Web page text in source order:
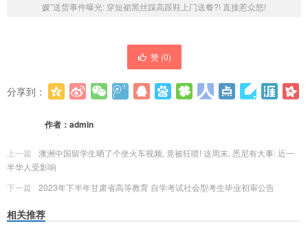
媛”送货事件曝光: 穿短裙黑丝踩高跟鞋上门送餐?! 直接惹众怒!
赞 (0)
分享到：
作者： admin
上一篇
澳洲中国留学生晒了个坐火车视频, 竟被狂喷! 这周末, 悉尼有大事: 近一
半华人受影响
下一篇
2023年下半年甘肃省高等教育 自学考试社会型考生毕业初审公告
相关推荐